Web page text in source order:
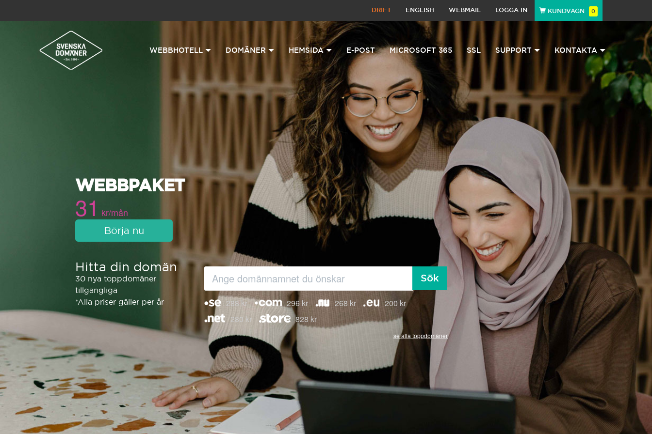
DRIFT ENGLISH WEBMAIL LOGGA IN KUNDVAGN 0
WEBBHOTELL DOMÄNER HEMSIDA E-POST MICROSOFT 365 SSL SUPPORT KONTAKTA
WEBBPAKET
31 kr/mån
Börja nu
Hitta din domän
30 nya toppdomäner
tillgängliga
*Alla priser gäller per år
Sök
288 kr 296 kr 268 kr
200 kr
280 kr
828 kr
se alla toppdomäner